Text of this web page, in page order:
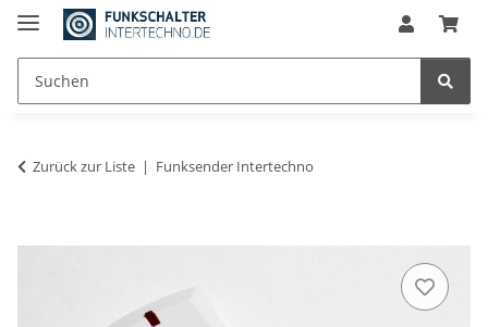
Zurück zur Liste Funksender Intertechno